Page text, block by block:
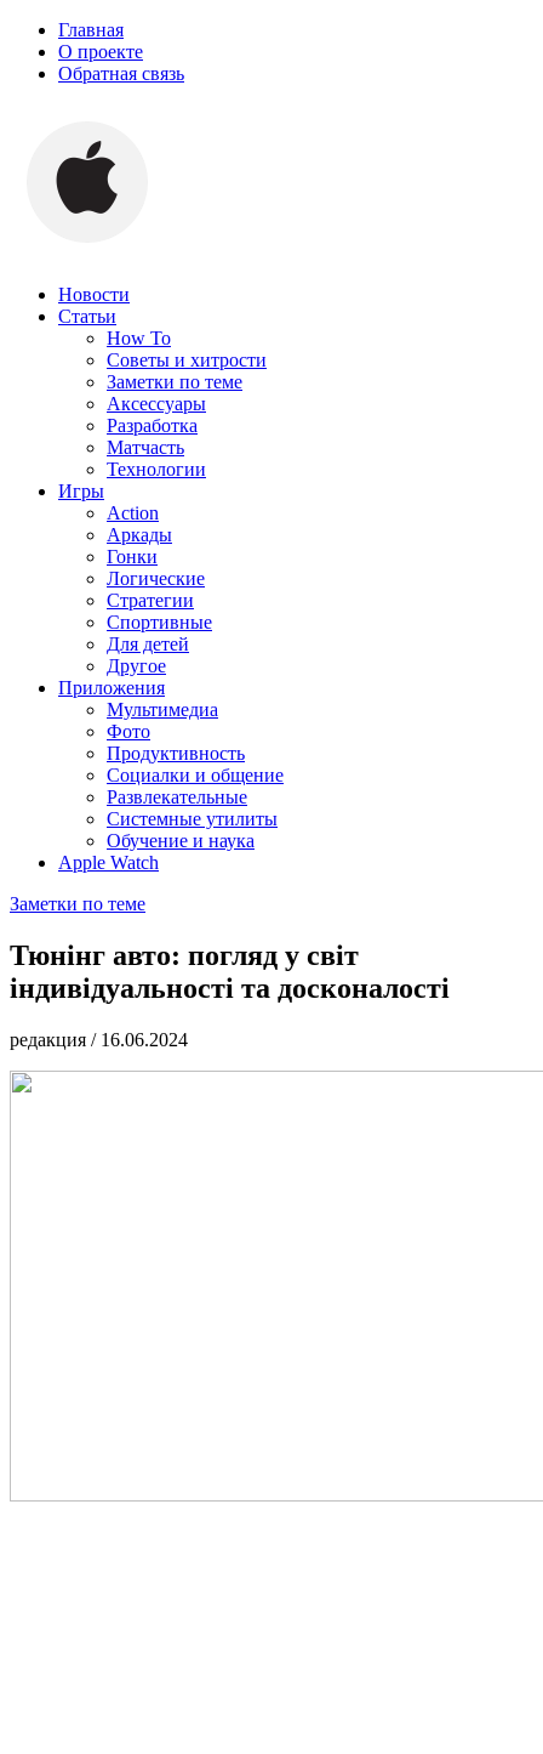
Главная
О проекте
Обратная связь
Новости
Статьи
How To
Советы и хитрости
Заметки по теме
Аксессуары
Разработка
Матчасть
Технологии
Игры
Action
Аркады
Гонки
Логические
Стратегии
Спортивные
Для детей
Другое
Приложения
Мультимедиа
Фото
Продуктивность
Социалки и общение
Развлекательные
Системные утилиты
Обучение и наука
Apple Watch
Заметки по теме
Тюнінг авто: погляд у світ
індивідуальності та досконалості
редакция / 16.06.2024